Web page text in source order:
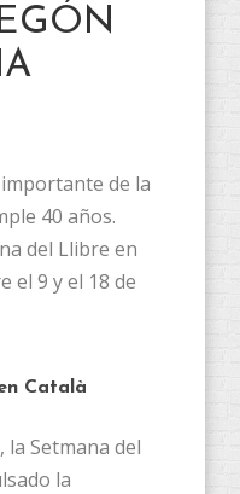
de la
40 años.
del Llibre en
el 9 y el 18 de
Català
Setmana del
la